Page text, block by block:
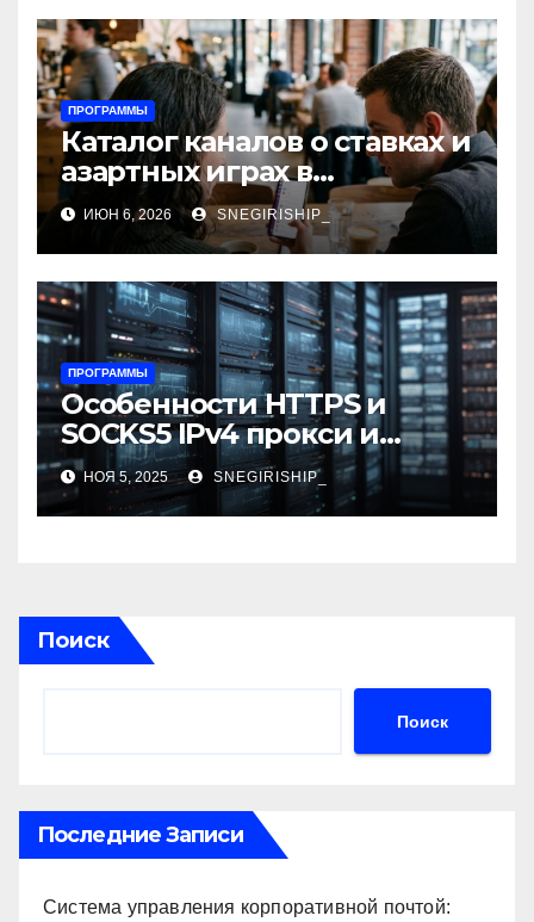
ПРОГРАММЫ
Каталог каналов о ставках и
азартных играх в
мессенджерах
ИЮН 6, 2026 SNEGIRISHIP_
ПРОГРАММЫ
Особенности HTTPS и
SOCKS5 IPv4 прокси и
критерии выбора
НОЯ 5, 2025 SNEGIRISHIP_
Поиск
Поиск
Последние Записи
Система управления корпоративной почтой: